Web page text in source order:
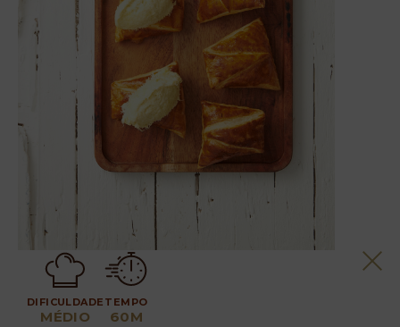
DIFICULDADE
MÉDIO
TEMPO
60M